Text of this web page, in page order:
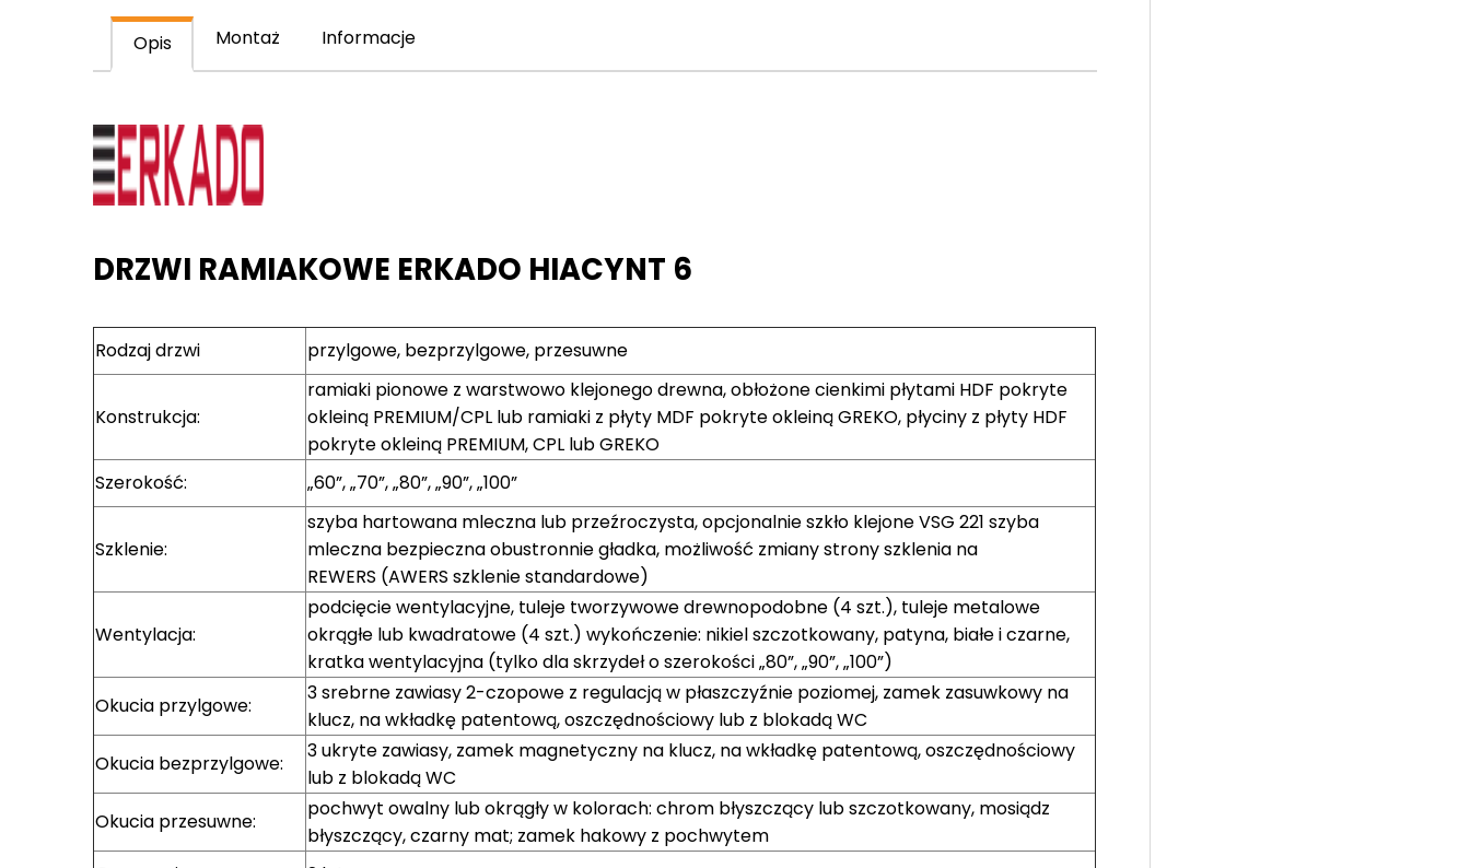
Opis Montaż Informacje
DRZWI RAMIAKOWE ERKADO HIACYNT 6
Rodzaj drzwi przylgowe, bezprzylgowe, przesuwne
Konstrukcja:
ramiaki pionowe z warstwowo klejonego drewna, obłożone cienkimi płytami HDF pokryte
okleiną PREMIUM/CPL lub ramiaki z płyty MDF pokryte okleiną GREKO, płyciny z płyty HDF
pokryte okleiną PREMIUM, CPL lub GREKO
Szerokość:
„60”, „70”, „80”, „90”, „100”
Szklenie:
szyba hartowana mleczna lub przeźroczysta, opcjonalnie szkło klejone VSG 221 szyba
mleczna bezpieczna obustronnie gładka, możliwość zmiany strony szklenia na
REWERS (AWERS szklenie standardowe)
Wentylacja:
podcięcie wentylacyjne, tuleje tworzywowe drewnopodobne (4 szt.), tuleje metalowe
okrągłe lub kwadratowe (4 szt.) wykończenie: nikiel szczotkowany, patyna, białe i czarne,
kratka wentylacyjna (tylko dla skrzydeł o szerokości „80”, „90”, „100”)
Okucia przylgowe:
3 srebrne zawiasy 2-czopowe z regulacją w płaszczyźnie poziomej, zamek zasuwkowy na
klucz, na wkładkę patentową, oszczędnościowy lub z blokadą WC
Okucia bezprzylgowe:
3 ukryte zawiasy, zamek magnetyczny na klucz, na wkładkę patentową, oszczędnościowy
lub z blokadą WC
Okucia przesuwne:
pochwyt owalny lub okrągły w kolorach: chrom błyszczący lub szczotkowany, mosiądz
błyszczący, czarny mat; zamek hakowy z pochwytem